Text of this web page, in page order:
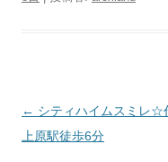
投
稿
← シティハイムスミレ☆
上原駅徒歩6分